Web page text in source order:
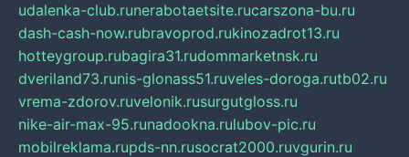
udalenka-club.runerabotaetsite.rucarszona-bu.ru
dash-cash-now.rubravoprod.rukinozadrot13.ru
hotteygroup.rubagira31.rudommarketnsk.ru
dveriland73.runis-glonass51.ruveles-doroga.rutb02.ru
vrema-zdorov.ruvelonik.rusurgutgloss.ru
nike-air-max-95.runadookna.rulubov-pic.ru
mobilreklama.rupds-nn.rusocrat2000.ruvgurin.ru